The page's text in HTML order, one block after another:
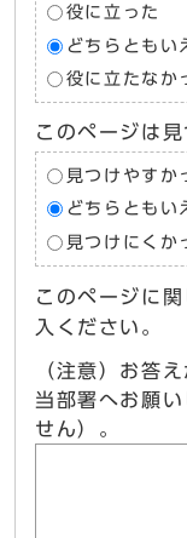
役に立った
どちらともい
役に立たなか
このページは
見つけやすか
どちらともい
見つけにくか
このページに
入ください。
（注意）お答
当部署へお願
せん）。